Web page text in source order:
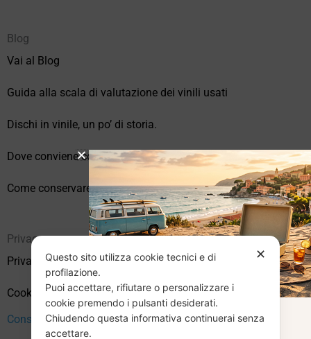
Blog
Vai al Blog
Guida alla scala di valutazione dei vinili usati
Dischi in vinile, un po’ di storia.
Dove conviene comprare vinili online?
Come conservare correttamente i vinili usati
Privacy
Privacy Policy
Cookie Policy (UE)
Consenso
✕
Questo sito utilizza cookie tecnici e di
profilazione.
Puoi accettare, rifiutare o personalizzare i
cookie premendo i pulsanti desiderati.
Chiudendo questa informativa continuerai senza
accettare.